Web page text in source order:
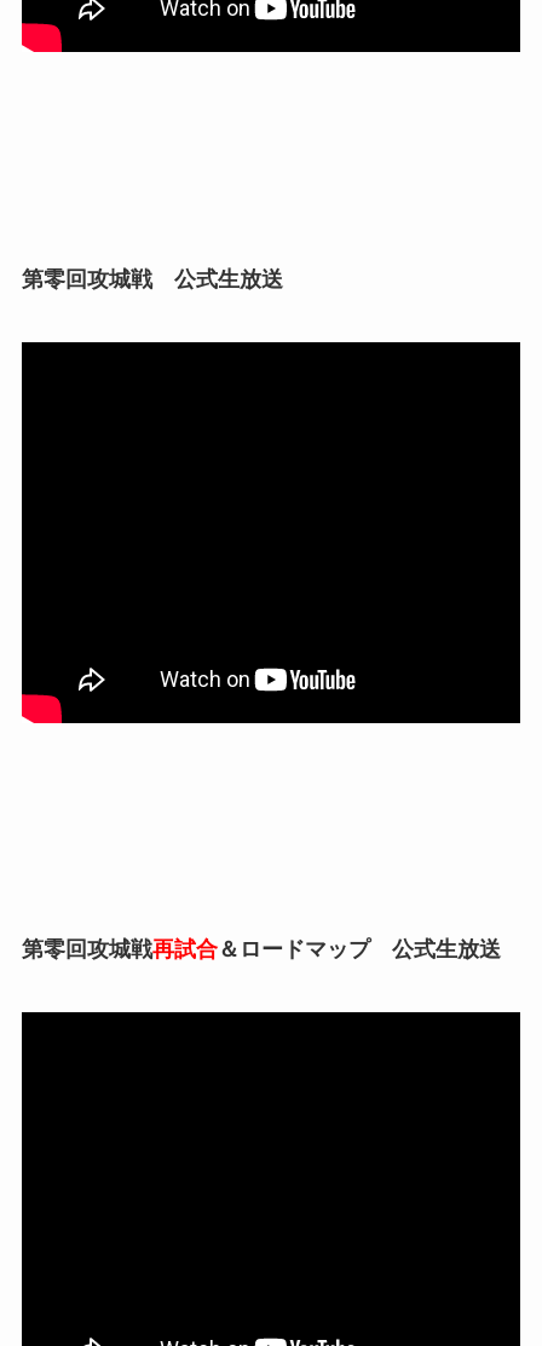
第零回攻城戦 公式生放送
第零回攻城戦再試合＆ロードマップ 公式生放送